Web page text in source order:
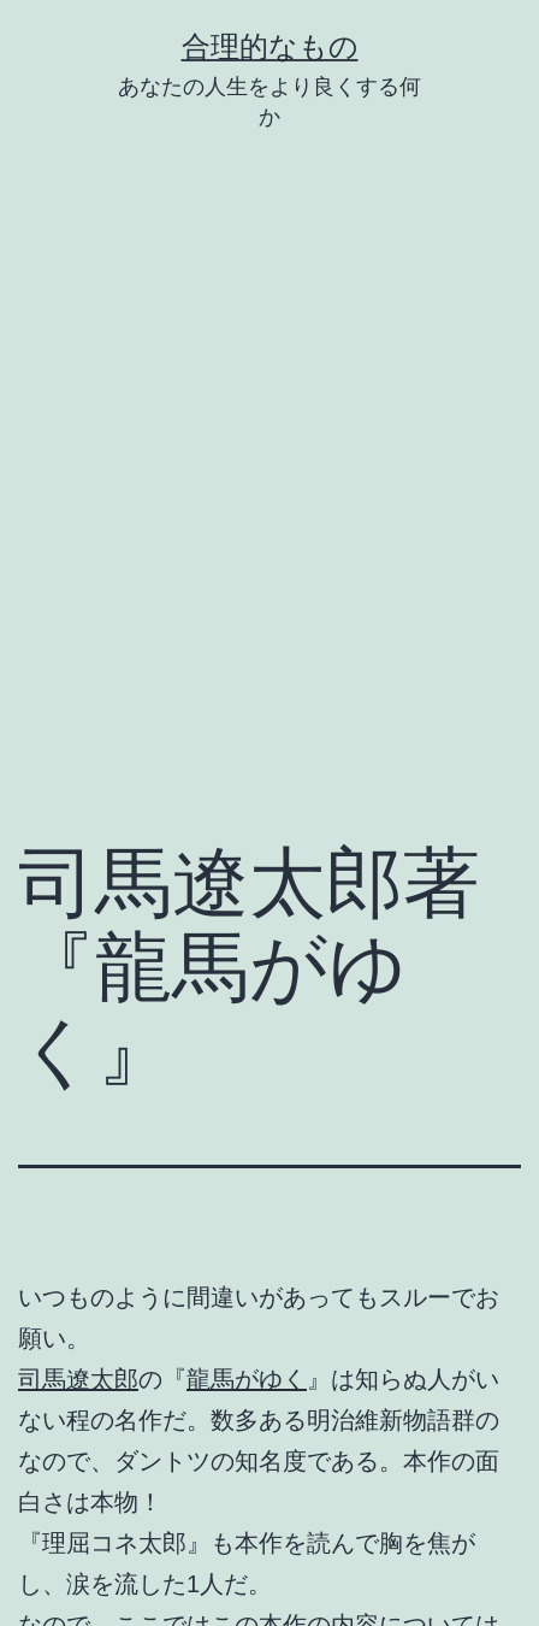
合理的なもの
あなたの人生をより良くする何
か
司馬遼太郎著
『龍馬がゆ
く』
いつものように間違いがあってもスルーでお
願い。
司馬遼太郎の『龍馬がゆく 』は知らぬ人がい
ない程の名作だ。数多ある明治維新物語群の
なので、ダントツの知名度である。本作の面
白さは本物！
『理屈コネ太郎』も本作を読んで胸を焦が
し、涙を流した1人だ。